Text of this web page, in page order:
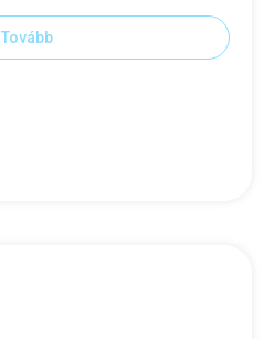
Tovább